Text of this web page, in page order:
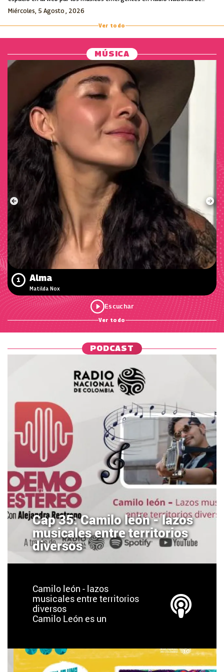
Colombia.
Miércoles, 5 Agosto , 2026
Ver todo
MÚSICA
1
Matilda Nox
Alma
Ver todo
PODCAST
Cap 35: Camilo león - lazos
musicales entre territorios
diversos
Camilo león - lazos
musicales entre territorios
diversos
Camilo León es un
Desde los 10 años salió de
Colombia, ha vivido,
estudiado y adquirido